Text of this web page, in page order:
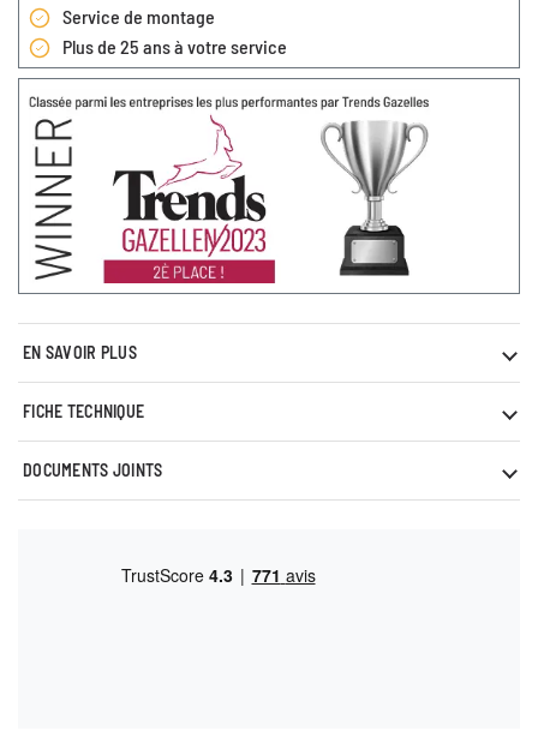
Service de montage
Plus de 25 ans à votre service
EN SAVOIR PLUS
FICHE TECHNIQUE
DOCUMENTS JOINTS